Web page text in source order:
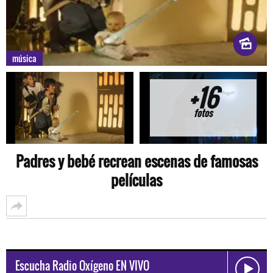
música
+16
fotos
Padres y bebé recrean escenas de famosas
películas
Escucha Radio Oxígeno EN VIVO